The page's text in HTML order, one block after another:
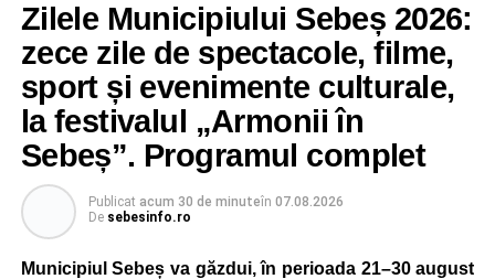
Zilele Municipiului Sebeș 2026:
zece zile de spectacole, filme,
sport și evenimente culturale,
la festivalul „Armonii în
Sebeș”. Programul complet
Publicat acum 30 de minuteîn 07.08.2026
De sebesinfo.ro
Municipiul Sebeș va găzdui, în perioada 21–30 august